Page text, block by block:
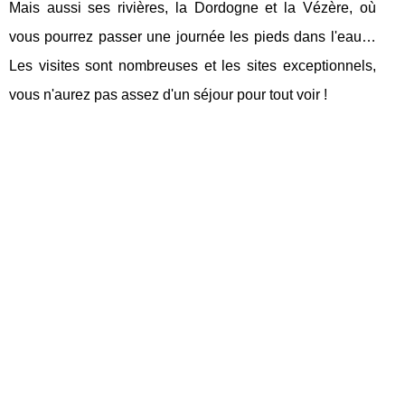
Mais aussi ses rivières, la Dordogne et la Vézère, où
vous pourrez passer une journée les pieds dans l'eau…
Les visites sont nombreuses et les sites exceptionnels,
vous n'aurez pas assez d'un séjour pour tout voir !